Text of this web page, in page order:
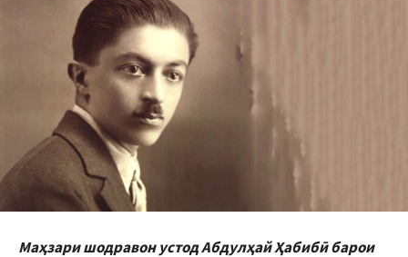
Маҳзари шодравон устод Абдулҳай Ҳабибӣ барои